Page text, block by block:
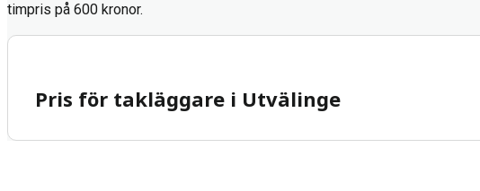
timpris på 600 kronor.
Pris för takläggare i Utvälinge